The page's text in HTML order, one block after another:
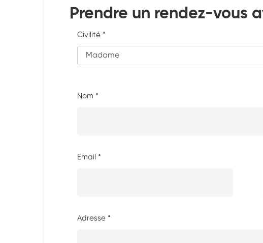
Prendre un rendez-vous
Civilité *
Nom *
Email *
Adresse *